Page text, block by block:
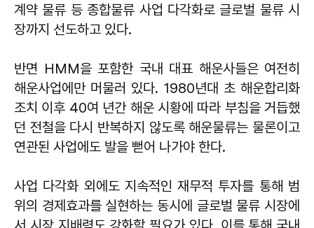
계약 물류 등 종합물류 사업 다각화로 글로벌 물류 시
장까지 선도하고 있다.
반면 HMM을 포함한 국내 대표 해운사들은 여전히
해운사업에만 머물러 있다. 1980년대 초 해운합리화
조치 이후 40여 년간 해운 시황에 따라 부침을 거듭했
던 전철을 다시 반복하지 않도록 해운물류는 물론이고
연관된 사업에도 발을 뻗어 나가야 한다.
사업 다각화 외에도 지속적인 재무적 투자를 통해 범
위의 경제효과를 실현하는 동시에 글로벌 물류 시장에